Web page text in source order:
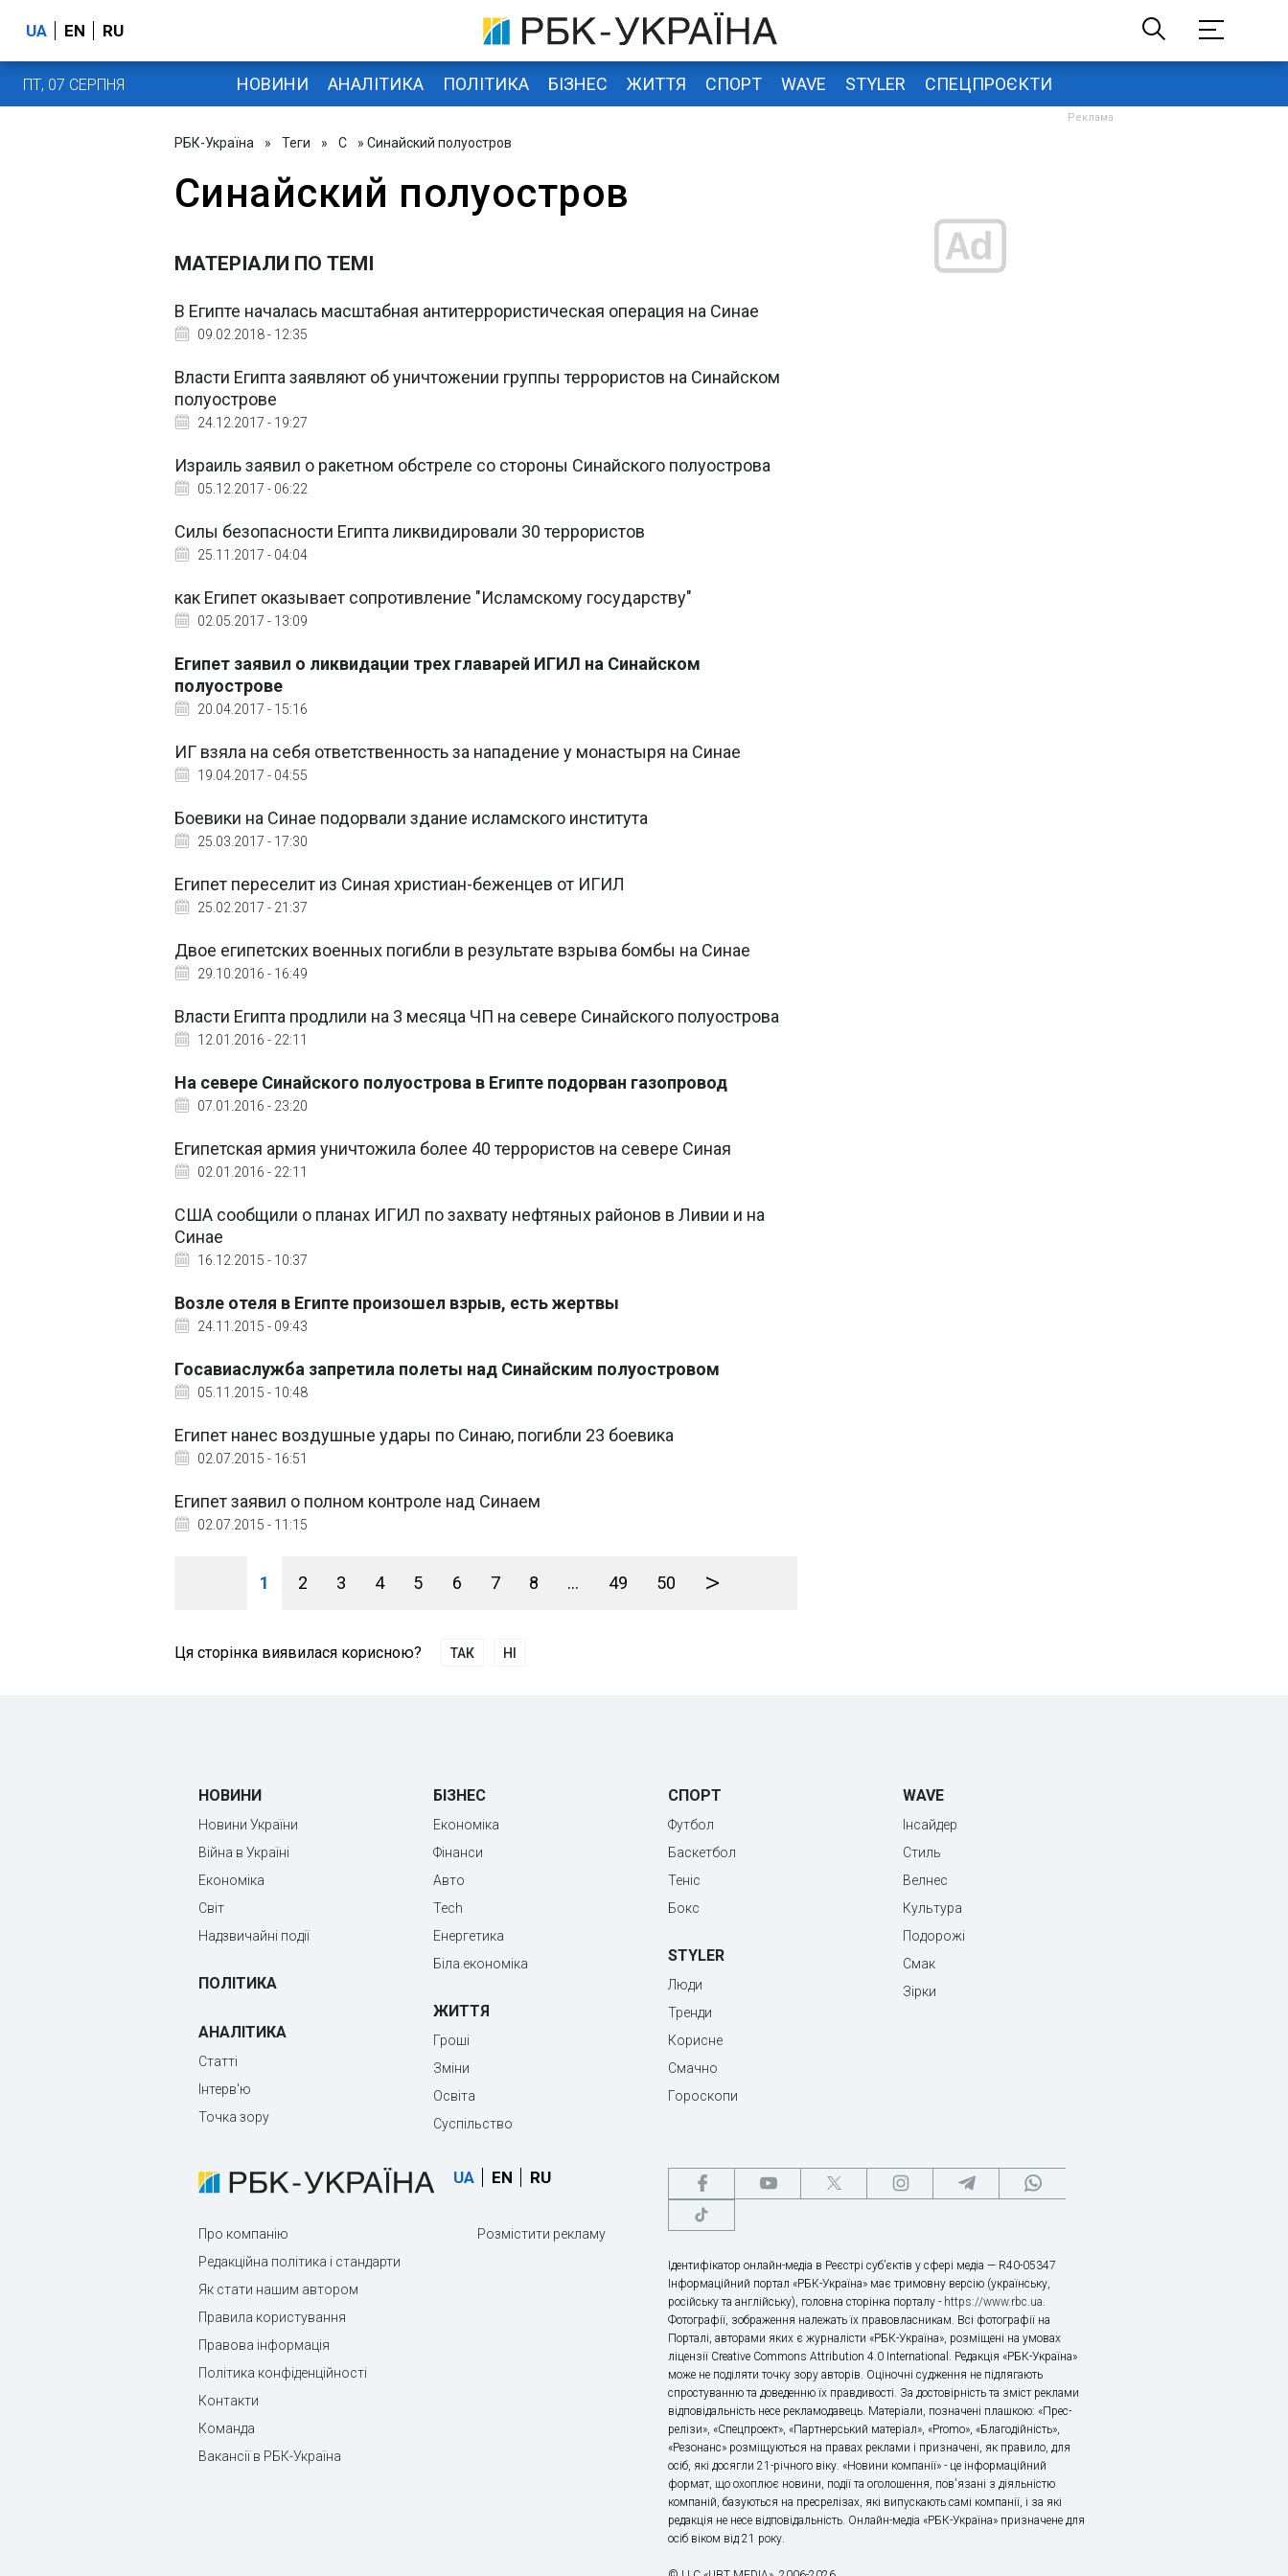
UA EN RU
ПТ, 07 СЕРПНЯ НОВИНИ АНАЛІТИКА ПОЛІТИКА БІЗНЕС ЖИТТЯ СПОРТ WAVE STYLER СПЕЦПРОЄКТИ
РБК-Україна » Теги » С » Синайский полуостров
Синайский полуостров
МАТЕРІАЛИ ПО ТЕМІ
В Египте началась масштабная антитеррористическая операция на Синае
09.02.2018 - 12:35
Власти Египта заявляют об уничтожении группы террористов на Синайском
полуострове
24.12.2017 - 19:27
Израиль заявил о ракетном обстреле со стороны Синайского полуострова
05.12.2017 - 06:22
Силы безопасности Египта ликвидировали 30 террористов
25.11.2017 - 04:04
как Египет оказывает сопротивление "Исламскому государству"
02.05.2017 - 13:09
Египет заявил о ликвидации трех главарей ИГИЛ на Синайском
полуострове
20.04.2017 - 15:16
ИГ взяла на себя ответственность за нападение у монастыря на Синае
19.04.2017 - 04:55
Боевики на Синае подорвали здание исламского института
25.03.2017 - 17:30
Египет переселит из Синая христиан-беженцев от ИГИЛ
25.02.2017 - 21:37
Двое египетских военных погибли в результате взрыва бомбы на Синае
29.10.2016 - 16:49
Власти Египта продлили на 3 месяца ЧП на севере Синайского полуострова
12.01.2016 - 22:11
На севере Синайского полуострова в Египте подорван газопровод
07.01.2016 - 23:20
Египетская армия уничтожила более 40 террористов на севере Синая
02.01.2016 - 22:11
США сообщили о планах ИГИЛ по захвату нефтяных районов в Ливии и на
Синае
16.12.2015 - 10:37
Возле отеля в Египте произошел взрыв, есть жертвы
24.11.2015 - 09:43
Госавиаслужба запретила полеты над Синайским полуостровом
05.11.2015 - 10:48
Египет нанес воздушные удары по Синаю, погибли 23 боевика
02.07.2015 - 16:51
Египет заявил о полном контроле над Синаем
02.07.2015 - 11:15
1 2 3 4 5 6 7 8 ... 49 50 >
Ця сторінка виявилася корисною? ТАК НІ
НОВИНИ
Новини України
Війна в Україні
Економіка
Світ
Надзвичайні події
ПОЛІТИКА
АНАЛІТИКА
Статті
Інтерв'ю
Точка зору
БІЗНЕС
Економіка
Фінанси
Авто
Tech
Енергетика
Біла економіка
ЖИТТЯ
Гроші
Зміни
Освіта
Суспільство
СПОРТ
Футбол
Баскетбол
Теніс
Бокс
STYLER
Люди
Тренди
Корисне
Смачно
Гороскопи
WAVE
Інсайдер
Стиль
Велнес
Культура
Подорожі
Смак
Зірки
UA EN RU
Про компанію
Редакційна політика і стандарти
Як стати нашим автором
Правила користування
Правова інформація
Політика конфіденційності
Контакти
Команда
Вакансії в РБК-Україна
Розмістити рекламу
Ідентифікатор онлайн-медіа в Реєстрі суб’єктів у сфері медіа — R40-05347
Інформаційний портал «РБК-Україна» має тримовну версію (українську,
російську та англійську), головна сторінка порталу - https://www.rbc.ua.
Фотографії, зображення належать їх правовласникам. Всі фотографії на
Порталі, авторами яких є журналісти «РБК-Україна», розміщені на умовах
ліцензії Creative Commons Attribution 4.0 International. Редакція «РБК-Україна»
може не поділяти точку зору авторів. Оціночні судження не підлягають
спростуванню та доведенню їх правдивості. За достовірність та зміст реклами
відповідальність несе рекламодавець. Матеріали, позначені плашкою: «Прес-
релізи», «Спецпроект», «Партнерський матеріал», «Promo», «Благодійність»,
«Резонанс» розміщуються на правах реклами і призначені, як правило, для
осіб, які досягли 21-річного віку. «Новини компанії» - це інформаційний
формат, що охоплює новини, події та оголошення, пов'язані з діяльністю
компаній, базуються на пресрелізах, які випускають самі компанії, і за які
редакція не несе відповідальність. Онлайн-медіа «РБК-Україна» призначене для
осіб віком від 21 року.